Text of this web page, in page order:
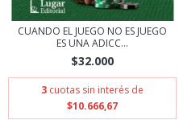
CUANDO EL JUEGO NO ES JUEGO
ES UNA ADICC...
$32.000
3 cuotas sin interés de
$10.666,67